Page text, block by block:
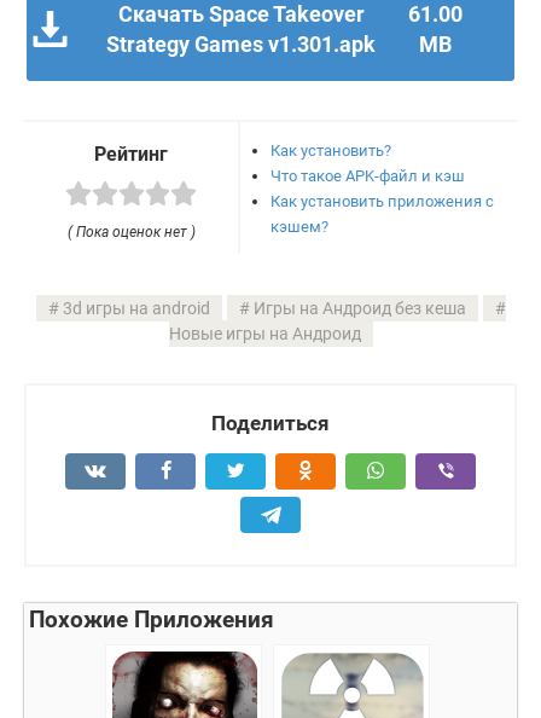
Скачать Space Takeover
Strategy Games v1.301.apk
61.00
MB
Рейтинг
( Пока оценок нет )
Как установить?
Что такое APK-файл и кэш
Как установить приложения с
кэшем?
3d игры на android
Игры на Андроид без кеша
Новые игры на Андроид
Поделиться
Похожие Приложения